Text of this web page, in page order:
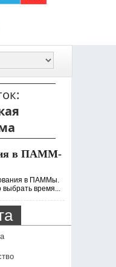
в ПАММ-
в ПАММы.
выбрать время...